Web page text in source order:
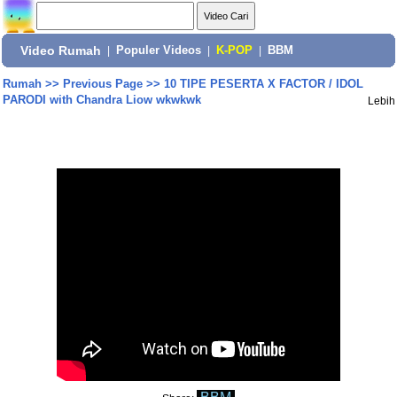
Video Rumah Populer Videos K-POP BBM
Rumah>> Previous Page>> 10 TIPE PESERTA X FACTOR / IDOL
PARODI with Chandra Liow wkwkwk
Lebih